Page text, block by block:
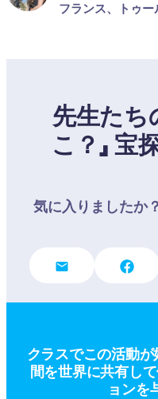
フランス、トゥー
先生たち
こ？」 宝
気に入りましたか
クラスでこの活動
間を世界に共有し
ョンを